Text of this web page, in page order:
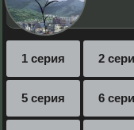
1 серия 2
5 серия 6